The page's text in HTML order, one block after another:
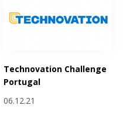
Technovation Challenge
Portugal
06.12.21